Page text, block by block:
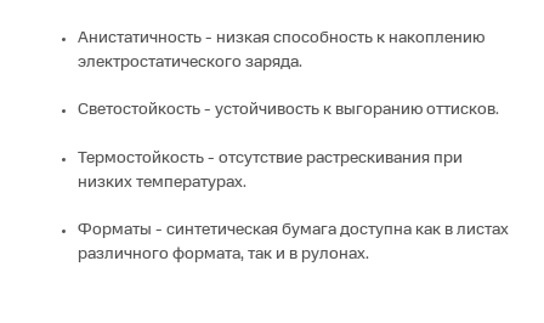
Анистатичность - низкая способность к накоплению
электростатического заряда.
Светостойкость - устойчивость к выгоранию оттисков.
Термостойкость - отсутствие растрескивания при
низких температурах.
Форматы - синтетическая бумага доступна как в листах
различного формата, так и в рулонах.